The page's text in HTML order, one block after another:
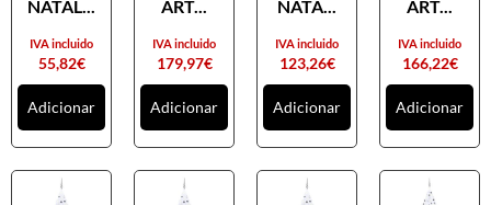
NATAL...
55,82€
IVA incluido
Adicionar
ART...
179,97€
IVA incluido
Adicionar
NATA...
123,26€
IVA incluido
Adicionar
ART...
166,22€
IVA incluido
Adicionar